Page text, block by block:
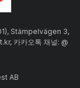
Stämpelvägen 3,
카카오톡 채널: @
AB